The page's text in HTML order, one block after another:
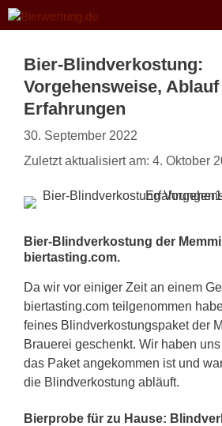
Zum
Inhalt
Bier-Blindverkostung:
Vorgehensweise,
Erfahrungen
30. September 2022
Zuletzt aktualisiert am: 4. Oktober
Bier-Blindverkostung der
biertasting.com.
Da wir vor einiger Zeit an einem
biertasting.com teilgenommen
feines Blindverkostungspaket der
Brauerei geschenkt. Wir haben
das Paket angekommen ist und
die Blindverkostung abläuft.
Bierprobe für zu Hause: